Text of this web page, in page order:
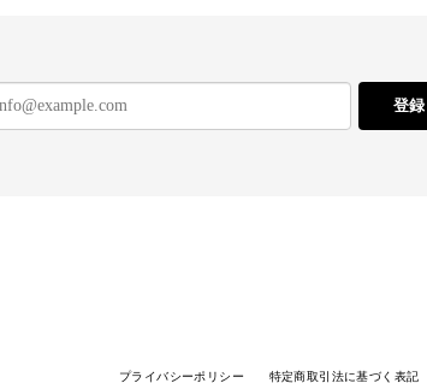
登録
プライバシーポリシー 特定商取引法に基づく表記